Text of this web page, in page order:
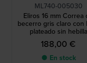
ML740-005030
Eliros 16 mm Correa
becerro gris claro con
plateado sin hebilla
188,00 €
● En stock